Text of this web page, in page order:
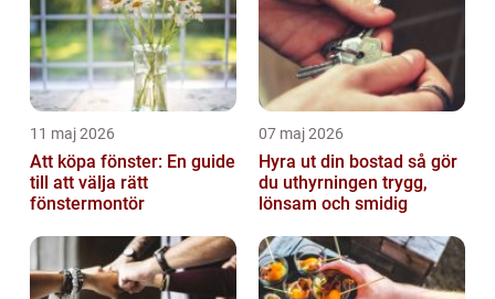
11 maj 2026
Att köpa fönster: En guide
till att välja rätt
fönstermontör
07 maj 2026
Hyra ut din bostad så gör
du uthyrningen trygg,
lönsam och smidig